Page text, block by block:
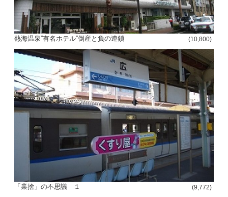
熱海温泉”有名ホテル”倒産と負の連鎖 (10,800)
「業捨」の不思議 １ (9,772)